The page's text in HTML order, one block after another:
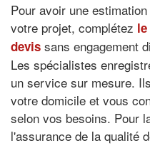
Pour avoir une
votre projet, complétez
devis sans engagement
Les spécialistes
un service sur mesure.
votre domicile et vous
selon vos besoins. Pour
l'assurance de la qualité